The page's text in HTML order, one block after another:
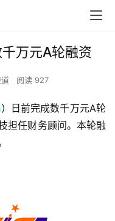
万元A轮融资
阅读 927
）日前完成数千万元A轮
担任财务顾问。本轮融